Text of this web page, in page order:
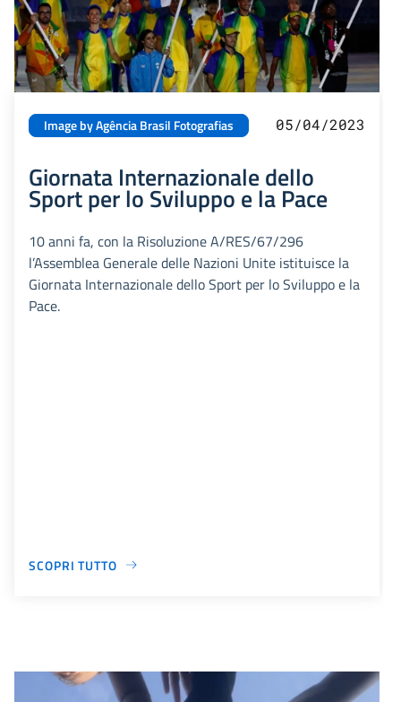
Image by Agência Brasil Fotografias 05/04/2023
Giornata Internazionale dello
Sport per lo Sviluppo e la Pace
10 anni fa, con la Risoluzione A/RES/67/296
l’Assemblea Generale delle Nazioni Unite istituisce la
Giornata Internazionale dello Sport per lo Sviluppo e la
Pace.
SCOPRI TUTTO